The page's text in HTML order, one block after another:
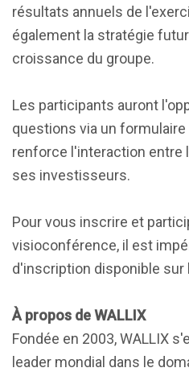
résultats annuels de
également la stratégie
croissance du groupe.
Les participants auront
questions via un
renforce l'interaction entre
ses investisseurs.
Pour vous inscrire et
visioconférence, il est
d'inscription disponible sur
À propos de WALLIX
Fondée en 2003, WALLIX
leader mondial dans le